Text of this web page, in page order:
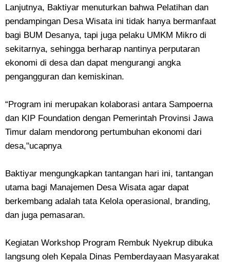
Lanjutnya, Baktiyar menuturkan bahwa Pelatihan dan
pendampingan Desa Wisata ini tidak hanya bermanfaat
bagi BUM Desanya, tapi juga pelaku UMKM Mikro di
sekitarnya, sehingga berharap nantinya perputaran
ekonomi di desa dan dapat mengurangi angka
pengangguran dan kemiskinan.
“Program ini merupakan kolaborasi antara Sampoerna
dan KIP Foundation dengan Pemerintah Provinsi Jawa
Timur dalam mendorong pertumbuhan ekonomi dari
desa,"ucapnya
Baktiyar mengungkapkan tantangan hari ini, tantangan
utama bagi Manajemen Desa Wisata agar dapat
berkembang adalah tata Kelola operasional, branding,
dan juga pemasaran.
Kegiatan Workshop Program Rembuk Nyekrup dibuka
langsung oleh Kepala Dinas Pemberdayaan Masyarakat